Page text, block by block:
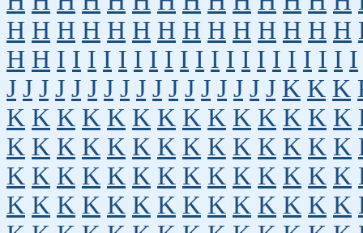
H H H H H H H H H H H H H H
H H I I I I I I I I I I I I I I I I I I I I
J J J J J J J J J J J J J J J J J K K K
K K K K K K K K K K K K K K
K K K K K K K K K K K K K K
K K K K K K K K K K K K K K
K K K K K K K K K K K K K K